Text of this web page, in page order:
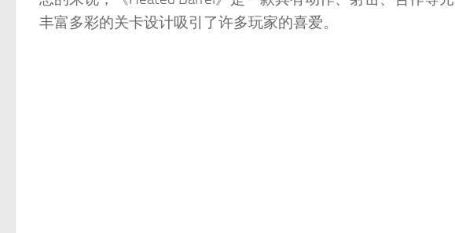
丰富多彩的关卡设计吸引了许多玩家的喜爱。